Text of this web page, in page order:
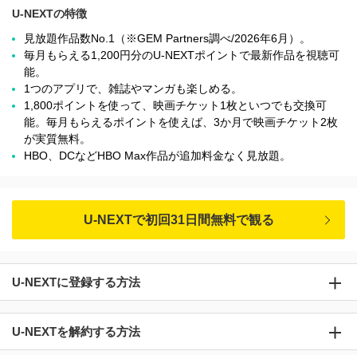
U-NEXTの特徴
見放題作品数No.1（※GEM Partners調べ/2026年6⽉）。
毎月もらえる1,200円分のU-NEXTポイントで最新作品を視聴可
能。
1つのアプリで、雑誌やマンガも楽しめる。
1,800ポイントを使って、映画チケット1枚といつでも交換可
能。毎月もらえるポイントを使えば、3か月で映画チケット2枚
が実質無料。
HBO、DCなどHBO Max作品が追加料金なく見放題。
U-NEXTで初回31日間無料で観る
U-NEXTに登録する方法
U-NEXTを解約する方法